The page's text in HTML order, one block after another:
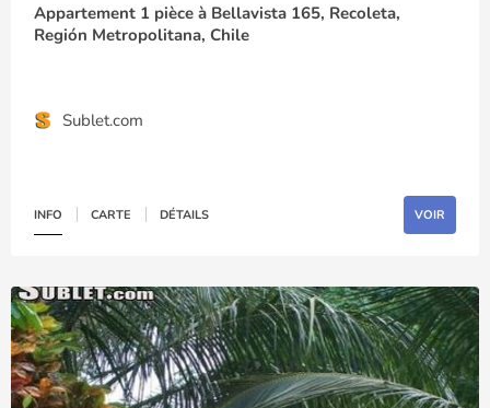
Appartement 1 pièce à Bellavista 165, Recoleta,
Región Metropolitana, Chile
Sublet.com
INFO CARTE DÉTAILS VOIR